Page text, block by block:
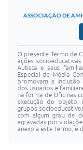
ASSOCIAÇÃO DE
O presente Termo de
ações
Autista e seus
Especial de Média
promovam a
dos usuários e
na forma de Oficinas
execução do objeto.
grupos
com algum grau de
agravadas por
anexo a este Termo, e